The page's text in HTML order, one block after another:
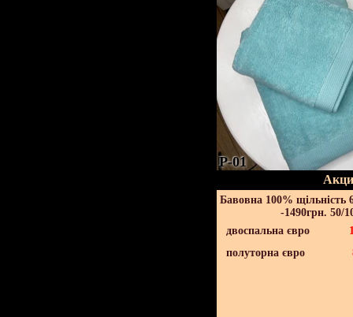
P-01
Бавовна 100% щільність
-1490грн. 50/
двоспальна євро
полуторна євро